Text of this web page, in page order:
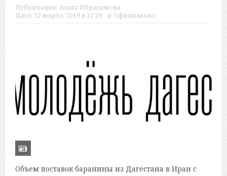
Публикация: Асият Ибрагимова
Дата: 22 марта, 2019 в 11:29 в: Официально
Объем поставок баранины из Дагестана в Иран с